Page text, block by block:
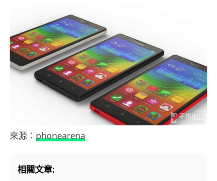
來源： phonearena
相關文章: